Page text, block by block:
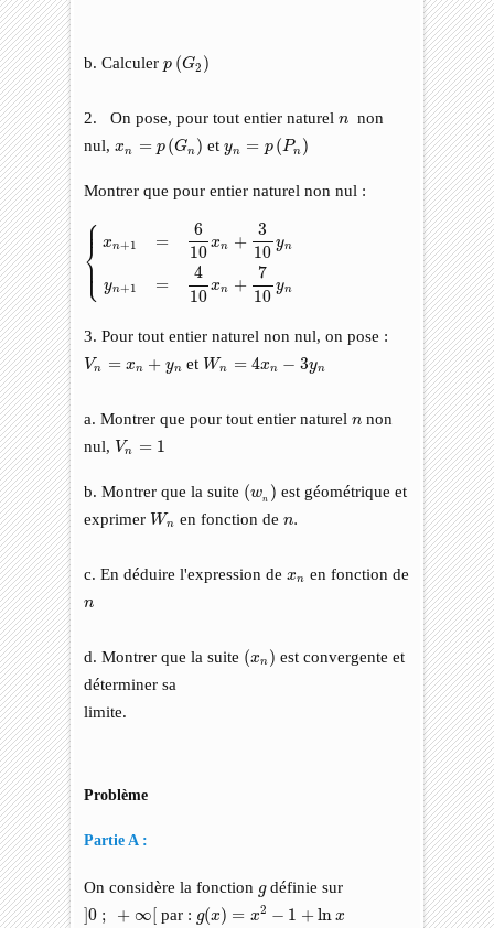
b. Calculerp (G2 )
(G2 )
2. On pose, pour tout entier natureln
n non
nul,xn = p (Gn )
Gn) etyn = p (Pn )
n )
Montrer que pour entier naturel non nul :
⎧
⎪
⎪
⎨
⎪ ⎪
⎩
xn+1 =
6
10
xn +
3
10
yn
yn+1 =
4
10
xn +
7
10
yn
{x 3 +1
3. Pour tout entier naturel non nul, on pose :
Vn = xn + yn
V n et Wn = 4xn − 3yn
Wn xn n
a. Montrer que pour tout entier natureln
n non
nul, Vn = 1
V
b. Montrer que la suite (wn )
( n) est géométrique et
exprimer Wn
Wn en fonction den.
n
c. En déduire l'expression dexn
x en fonction de
n
n
d. Montrer que la suite (xn )
( ) est convergente et
déterminer sa
limite.
Problème
Partie A :
On considère la fonction g
gdéfinie sur
]0 ; + ∞[
]0 ∞ par : g(x) = x2 − 1 +ln x
( )= −1 ln